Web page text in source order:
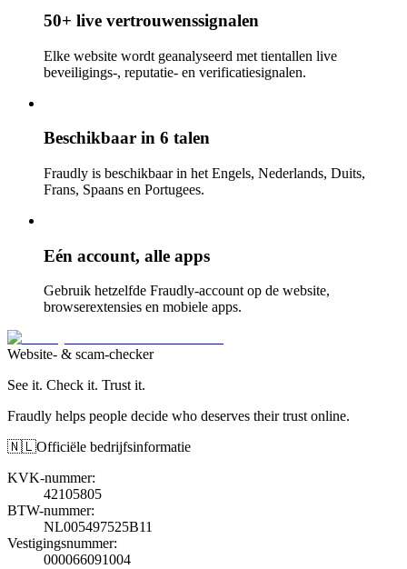
50+ live vertrouwenssignalen
Elke website wordt geanalyseerd met tientallen live
beveiligings-, reputatie- en verificatiesignalen.
Beschikbaar in 6 talen
Fraudly is beschikbaar in het Engels, Nederlands, Duits,
Frans, Spaans en Portugees.
Eén account, alle apps
Gebruik hetzelfde Fraudly-account op de website,
browserextensies en mobiele apps.
Website- & scam-checker
See it. Check it. Trust it.
Fraudly helps people decide who deserves their trust online.
🇳🇱Officiële bedrijfsinformatie
KVK-nummer:
42105805
BTW-nummer:
NL005497525B11
Vestigingsnummer:
000066091004